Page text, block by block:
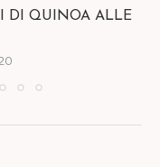
DI QUINOA ALLE